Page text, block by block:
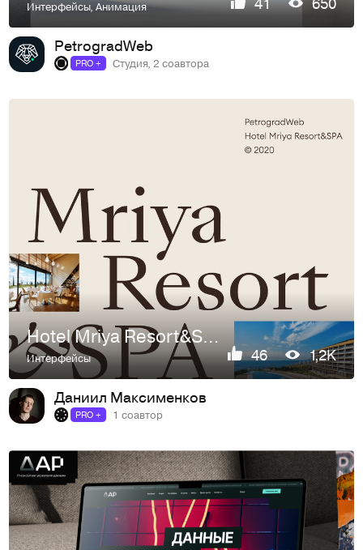
Интерфейсы,Анимация
PetrogradWeb
PRO + Студия, 2 соавтора
Hotel Mriya Resort&SPA redesign | UI UX
Интерфейсы 46 1,2K
Даниил Максименков
PRO + 1 соавтор